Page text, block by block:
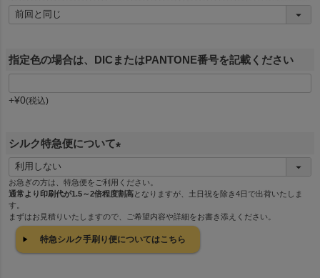
指定色の場合は、DICまたはPANTONE番号を記載ください
+¥0 税込
シルク特急便について
必
須
)
お急ぎの方は、特急便をご利用ください。
通常より印刷代が1.5～2倍程度割高となりますが、土日祝を除き4日で出荷いたしま
す。
まずはお見積りいたしますので、ご希望内容や詳細をお書き添えください。
特急シルク手刷り便についてはこちら